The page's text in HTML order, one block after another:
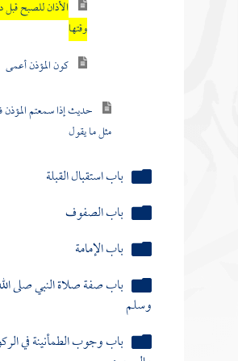
وقتها
كون المؤذن أعمى
حديث إذا سمعتم المؤذن
مثل ما يقول
باب استقبال القبلة
باب الصفوف
باب الإمامة
باب صفة صلاة النبي صلى
وسلم
باب وجوب الطمأنينة في
والسجود